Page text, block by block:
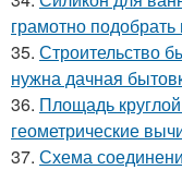
грамотно
35. Строительство
нужна дачная
36. Площадь
геометрические
37. Схема